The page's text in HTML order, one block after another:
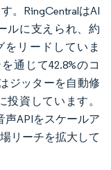
。RingCentralはAI
ルに支えられ、約
をリードしていま
通じて42.8%のコ
ジッターを自動修
資しています。
声APIをスケールア
リーチを拡大して